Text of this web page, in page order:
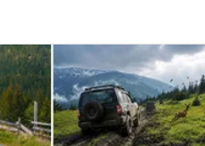
які формувалися
забили на сполох
та субальпійські луки –